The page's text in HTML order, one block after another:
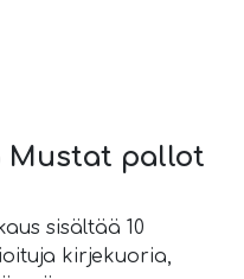
Mustat pallot
sisältää 10
kirjekuoria,